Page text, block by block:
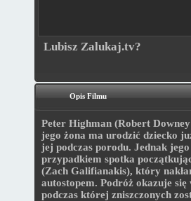
Lubisz Zalukaj.tv?
Opis Filmu
Peter Highman (Robert
jego żona ma urodzić dziecko
jej podczas porodu. Jednak
przypadkiem spotka
(Zach Galifianakis), który
autostopem. Podróż okazuje
podczas której zniszczonych